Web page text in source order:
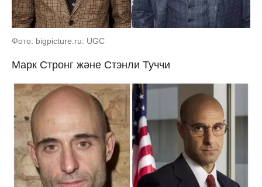
Фото: bigpicture.ru: UGC
Марк Стронг және Стэнли Туччи